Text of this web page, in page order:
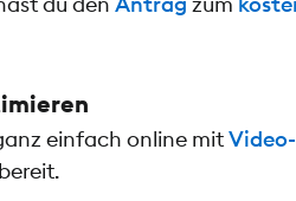
einfach online mit